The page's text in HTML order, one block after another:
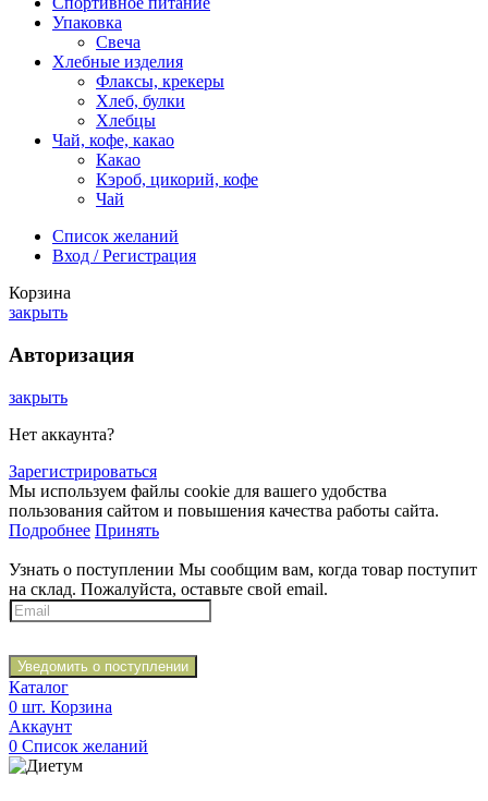
Упаковка
Свеча
Хлебные изделия
Флаксы, крекеры
Хлеб, булки
Хлебцы
Чай, кофе, какао
Какао
Кэроб, цикорий, кофе
Чай
Список желаний
Вход / Регистрация
Корзина
закрыть
Авторизация
закрыть
Нет аккаунта?
Зарегистрироваться
Мы используем файлы cookie для вашего удобства
пользования сайтом и повышения качества работы сайта.
Подробнее Принять
Узнать о поступлении Мы сообщим вам, когда товар поступит
на склад. Пожалуйста, оставьте свой email.
Уведомить о поступлении
Каталог
0 шт. Корзина
Аккаунт
0 Список желаний